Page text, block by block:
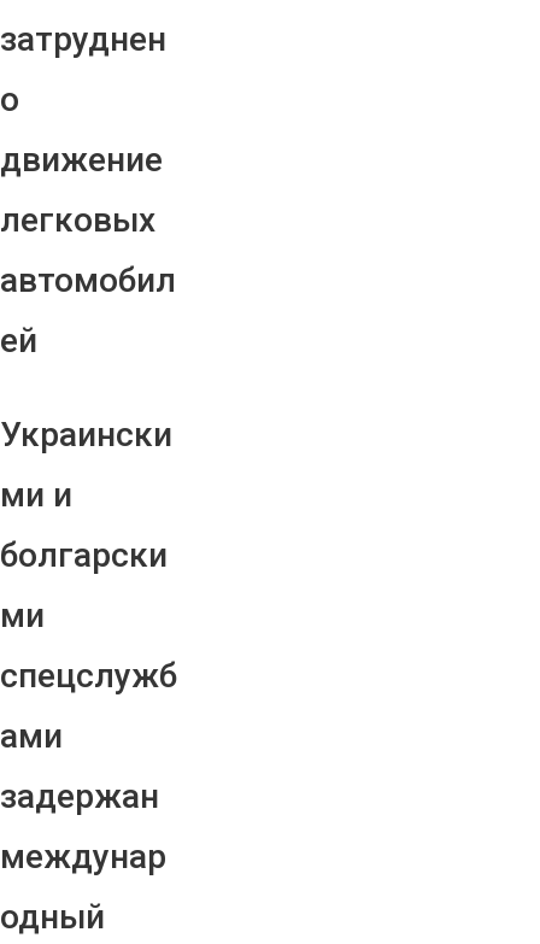
затруднен
о
движение
легковых
автомобил
ей
Украински
ми и
болгарски
ми
спецслужб
ами
задержан
междунар
одный